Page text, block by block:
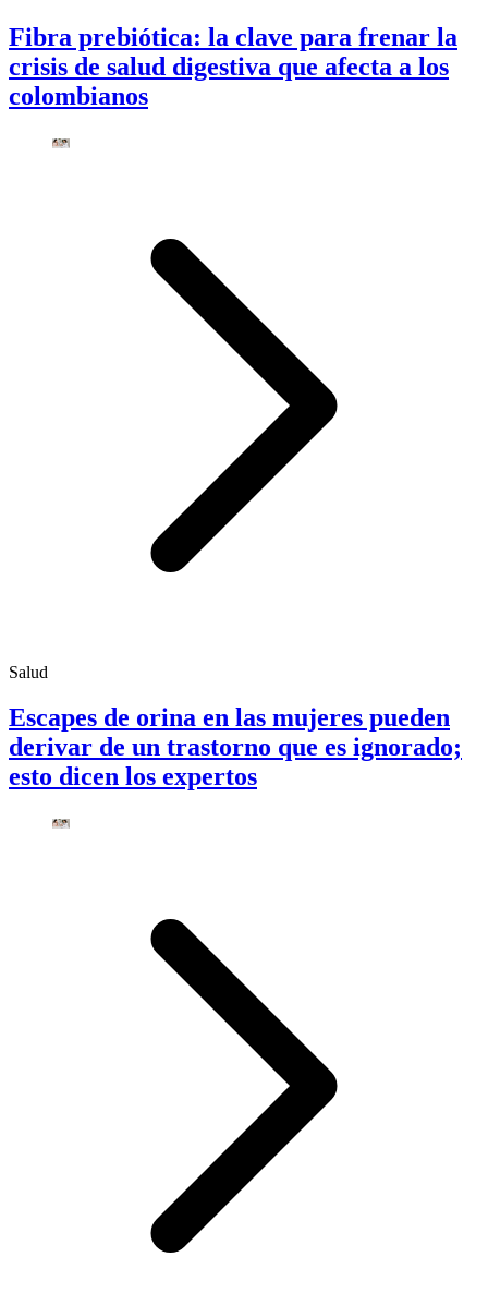
Fibra prebiótica: la clave para frenar la
crisis de salud digestiva que afecta a los
colombianos
Salud
Escapes de orina en las mujeres pueden
derivar de un trastorno que es ignorado;
esto dicen los expertos